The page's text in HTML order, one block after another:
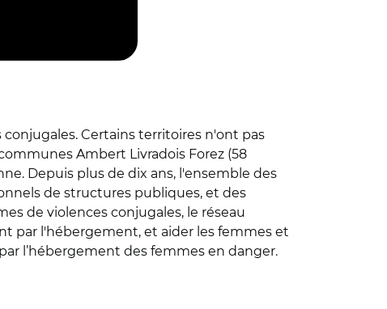
Certains territoires n'ont pas
Ambert Livradois Forez (58
Depuis plus de dix ans, l'ensemble des
de structures publiques, et des
de violences conjugales, le réseau
par l'hébergement, et aider les femmes et
l’hébergement des femmes en danger.